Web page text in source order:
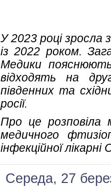
У 2023 році зросла
із 2022 роком.
Медики
відходять на
південних та
росії.
Про це розповіла
медичного
інфекційної
Середа, 27